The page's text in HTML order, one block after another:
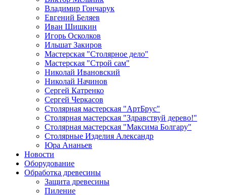
Владимир Гончарук
Евгений Беляев
Иван Шишкин
Игорь Осколков
Ильшат Закиров
Мастерская "Столярное дело"
Мастерская "Строй сам"
Николай Ивановский
Николай Начинов
Сергей Катренко
Сергей Черкасов
Столярная мастерская "АртБрус"
Столярная мастерская "Здравствуй дерево!"
Столярная мастерская "Максима Болгару"
Столярные Изделия Александр
Юра Ананьев
Новости
Оборудование
Обработка древесины
Защита древесины
Пиление